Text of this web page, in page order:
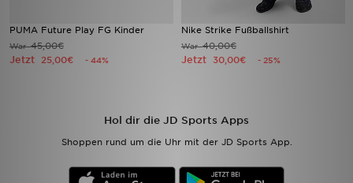
PUMA Future Play FG Kinder
War45,00€
Jetzt 25,00€ - 44%
Nike Strike Fußballshirt
War40,00€
Jetzt 30,00€ - 25%
Hol dir die JD Sports Apps
Shoppen rund um die Uhr mit der JD Sports App.
Mein JD
Bestellverfolgung